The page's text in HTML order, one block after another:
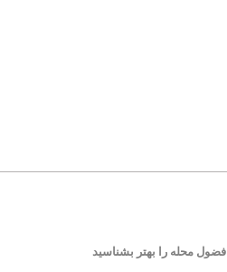
فضول محله را بهتر بشناسید